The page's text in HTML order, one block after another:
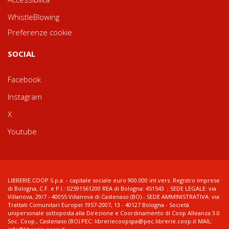
WhistleBlowing
Preferenze cookie
SOCIAL
Facebook
Instagram
X
Youtube
LIBRERIE.COOP S.p.a. - capitale sociale euro 900.000 int.vers. Registro imprese
di Bologna, C.F. e P.I.: 02591561200 REA di Bologna: 451543 ; SEDE LEGALE: via
Villanova, 29/7 - 40055 Villanova di Castenaso (BO) - SEDE AMMINISTRATIVA: via
Trattati Comunitari Europei 1957-2007, 13 - 40127 Bologna - Società
unipersonale sottoposta alla Direzione e Coordinamento di Coop Alleanza 3.0
Soc. Coop., Castenaso (BO) PEC: libreriecoopspa@pec.librerie.coop.it MAIL: